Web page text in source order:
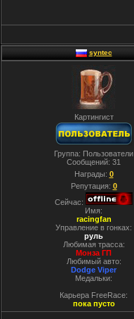
syntec
Картингист
Группа: Пользователи
Сообщений: 31
Награды: 0
Репутация: 0
Сейчас:
Имя:
racingfan
Управление в гонках:
руль
Любимая трасса:
Монза ГП
Любимый авто:
Dodge Viper
Медальки:
Карьера FreeRace:
пока пусто